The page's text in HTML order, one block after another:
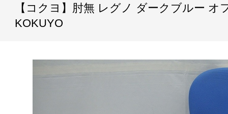
【コクヨ】肘無 レグノ ダークブルー オ
KOKUYO